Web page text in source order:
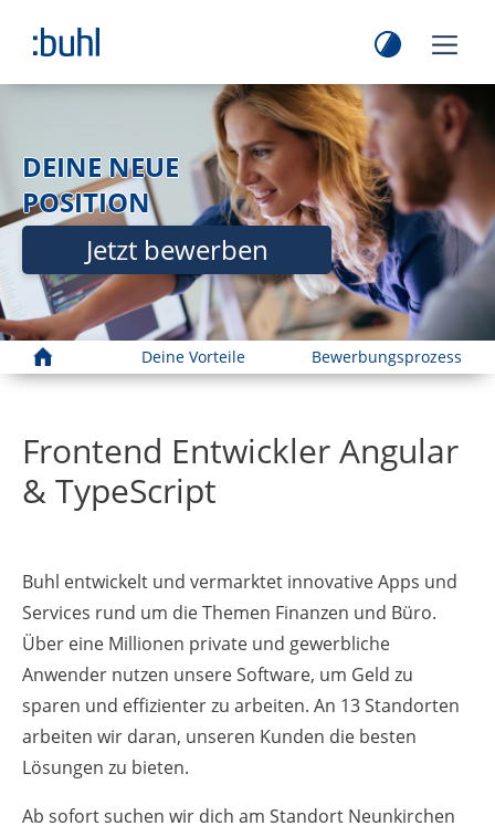
DEINE NEUE
POSITION
Jetzt bewerben
Home Deine Vorteile Bewerbungsprozess
Frontend Entwickler Angular
& TypeScript
Buhl entwickelt und vermarktet innovative Apps und
Services rund um die Themen Finanzen und Büro.
Über eine Millionen private und gewerbliche
Anwender nutzen unsere Software, um Geld zu
sparen und effizienter zu arbeiten. An 13 Standorten
arbeiten wir daran, unseren Kunden die besten
Lösungen zu bieten.
Ab sofort suchen wir dich am Standort Neunkirchen